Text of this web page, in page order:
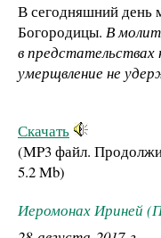
В сегодняшний день
Богородицы. В
в предстательствах
умерщвление не
Скачать
(MP3 файл.
5.2 Mb)
Иеромонах Ириней